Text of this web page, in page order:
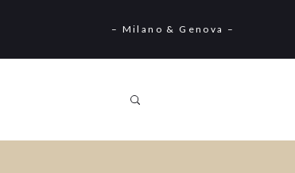
– Milano & Genova –